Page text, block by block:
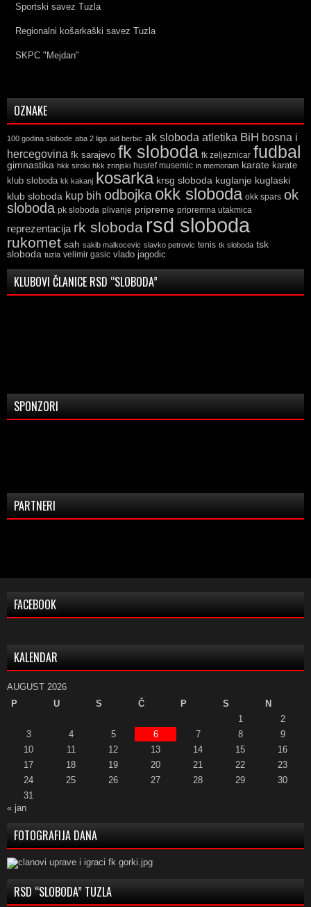
Sportski savez Tuzla
Regionalni košarkaški savez Tuzla
SKPC "Mejdan"
OZNAKE
100 godina slobode aba 2 liga aid berbic ak sloboda atletika BiH bosna i
hercegovina fk sarajevo fk sloboda fk zeljeznicar fudbal
gimnastika hkk siroki hkk zrinjski husref musemic in memoriam karate karate
klub sloboda kk kakanj kosarka krsg sloboda kuglanje kuglaski
klub sloboda kup bih odbojka okk sloboda okk spars ok
sloboda pk sloboda plivanje pripreme pripremna utakmica
reprezentacija rk sloboda rsd sloboda
rukomet sah sakib malkocevic slavko petrovic tenis tk sloboda tsk
sloboda tuzla velimir gasic vlado jagodic
KLUBOVI ČLANICE RSD “SLOBODA”
SPONZORI
PARTNERI
FACEBOOK
KALENDAR
AUGUST 2026
P
U S Č P S
N
1
2
3
4 5 6 7 8
9
10
11 12 13 14 15
16
17
18 19 20 21 22
23
24
25 26 27 28 29
30
31
« jan
FOTOGRAFIJA DANA
RSD “SLOBODA” TUZLA